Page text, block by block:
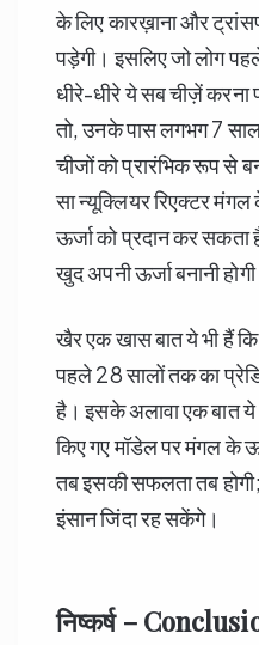
के लिए कारख़ाना और
पड़ेगी। इसलिए जो लोग
धीरे-धीरे ये सब चीज़ें करना
तो, उनके पास लगभग 7
चीजों को प्रारंभिक रूप से
सा न्यूक्लियर रिएक्टर
ऊर्जा को प्रदान कर सकता
खुद अपनी ऊर्जा बनानी
खैर एक खास बात ये भी हैं
पहले 28 सालों तक का
है। इसके अलावा एक बात ये
किए गए मॉडेल पर मंगल के
तब इसकी सफलता तब
इंसान जिंदा रह सकेंगे।
निष्कर्ष –